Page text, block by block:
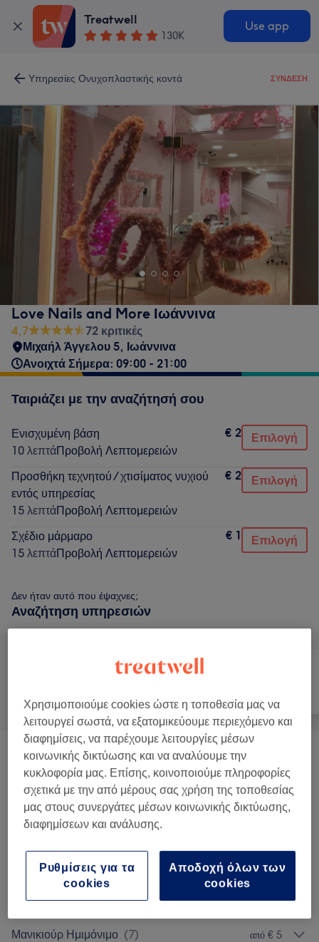
Treatwell
130K
Use app
Υπηρεσίες Ονυχοπλαστικής κοντά ΣΎΝΔΕΣΗ
Love Nails and More Ιωάννινα
4,7
72 κριτικές
Μιχαήλ Άγγελου 5, Ιωάννινα
Ανοιχτά Σήμερα: 09:00 - 21:00
Ταιριάζει με την αναζήτησή σου
Ενισχυμένη βάση
10 λεπτάΠροβολή Λεπτομερειών
€ 2 Επιλογή
Προσθήκη τεχνητού / χτισίματος νυχιού
εντός υπηρεσίας
15 λεπτάΠροβολή Λεπτομερειών
€ 2 Επιλογή
Σχέδιο μάρμαρο
15 λεπτάΠροβολή Λεπτομερειών
€ 1 Επιλογή
Δεν ήταν αυτό που έψαχνες;
Αναζήτηση υπηρεσιών
Τεχνητά Νύχια (6)
Ανδρική Περιποίηση (3) από € 10
Nail Art / Extra (9)
Πεντικιούρ (11) από € 5
Αφαιρέσεις (6) από € 10
Μανικιούρ Ημιμόνιμο (7) από € 5
Χρησιμοποιούμε cookies ώστε η τοποθεσία μας να
λειτουργεί σωστά, να εξατομικεύουμε περιεχόμενο και
διαφημίσεις, να παρέχουμε λειτουργίες μέσων
κοινωνικής δικτύωσης και να αναλύουμε την
κυκλοφορία μας. Επίσης, κοινοποιούμε πληροφορίες
σχετικά με την από μέρους σας χρήση της τοποθεσίας
μας στους συνεργάτες μέσων κοινωνικής δικτύωσης,
διαφημίσεων και ανάλυσης.
Αποδοχή όλων των
cookies
Ρυθμίσεις για τα
cookies